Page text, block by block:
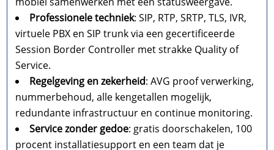
Professionele techniek: SIP, RTP, SRTP, TLS, IVR,
virtuele PBX en SIP trunk via een gecertificeerde
Session Border Controller met strakke Quality of
Service.​
Regelgeving en zekerheid: AVG proof verwerking,
nummerbehoud, alle kengetallen mogelijk,
redundante infrastructuur en continue monitoring.​
Service zonder gedoe: gratis doorschakelen, 100
procent installatiesupport en een team dat je